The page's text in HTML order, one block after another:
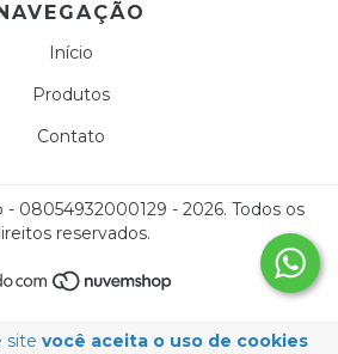
site você aceita o uso de cookies
NAVEGAÇÃO
Início
Produtos
Contato
08054932000129 - 2026. Todos os
reservados.